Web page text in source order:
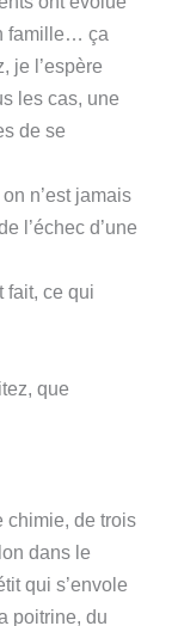
famille… ça
je l’espère
les cas, une
de se
n’est jamais
l’échec d’une
fait, ce qui
que
chimie, de trois
dans le
qui s’envole
poitrine, du